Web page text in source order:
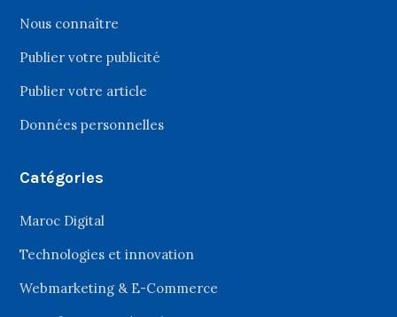
Nous connaître
Publier votre publicité
Publier votre article
Données personnelles
Catégories
Maroc Digital
Technologies et innovation
Webmarketing & E-Commerce